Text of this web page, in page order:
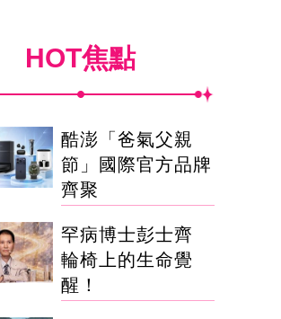
HOT焦點
酷澎「爸氣父親
節」國際官方品牌
齊聚
罕病博士彭士齊
輪椅上的生命覺
醒！